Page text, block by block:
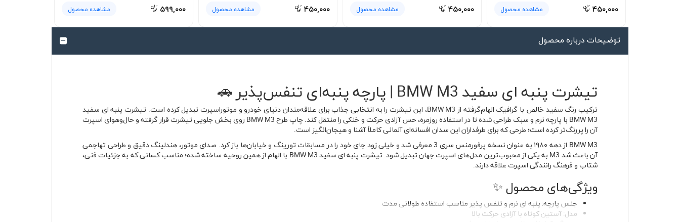
گردنی کلاه شو
۴۵۰,۰۰۰ مشاهده محصول ۴۵۰,۰۰۰ مشاهده محصول ۴۵۰,۰۰۰ مشاهده محصول ۵۹۹,۰۰۰ مشاهده محصول
توضیحات درباره محصول
تیشرت پنبه ای سفید BMW M3 | پارچه پنبه‌ای تنفس‌پذیر 🚗
ترکیب رنگ سفید خالص با گرافیک الهام‌گرفته از BMW M3، این تیشرت را به انتخابی جذاب برای علاقه‌مندان دنیای خودرو و موتوراسپرت تبدیل کرده است. تیشرت پنبه ای سفید
BMW M3 با پارچه نرم و سبک طراحی شده تا در استفاده روزمره، حس آزادی حرکت و خنکی را منتقل کند. چاپ طرح BMW M3 روی بخش جلویی تیشرت قرار گرفته و حال‌وهوای اسپرت
آن را پررنگ‌تر کرده است؛ طرحی که برای طرفداران این سدان افسانه‌ای آلمانی کاملاً آشنا و هیجان‌انگیز است.
BMW M3 از دهه ۱۹۸۰ به عنوان نسخه پرفورمنس سری 3 معرفی شد و خیلی زود جای خود را در مسابقات تورینگ و خیابان‌ها باز کرد. صدای موتور، هندلینگ دقیق و طراحی تهاجمی
آن باعث شد M3 به یکی از محبوب‌ترین مدل‌های اسپرت جهان تبدیل شود. تیشرت پنبه ای سفید BMW M3 با الهام از همین روحیه ساخته شده؛ مناسب کسانی که به جزئیات فنی،
شتاب و فرهنگ رانندگی اسپرت علاقه دارند.
ویژگی‌های محصول ✨
جنس پارچه: پنبه ای نرم و تنفس پذیر مناسب استفاده طولانی مدت
مدل: آستین کوتاه با آزادی حرکت بالا